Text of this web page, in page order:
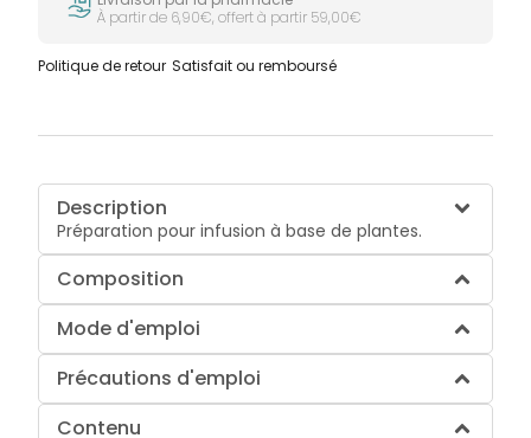
À partir de 6,90€, offert à partir 59,00€
Politique de retour Satisfait ou remboursé
Description
Préparation pour infusion à base de plantes.
Composition
Mode d'emploi
Précautions d'emploi
Contenu